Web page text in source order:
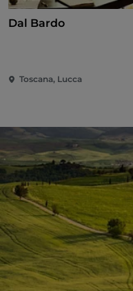
Dal Bardo
Toscana, Lucca